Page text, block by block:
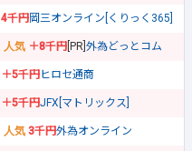
4千円岡三オンライン[くりっく365]
＋8千円 [PR] 外為どっとコム
＋5千円ヒロセ通商
＋5千円JFX[マトリックス]
3千円外為オンライン